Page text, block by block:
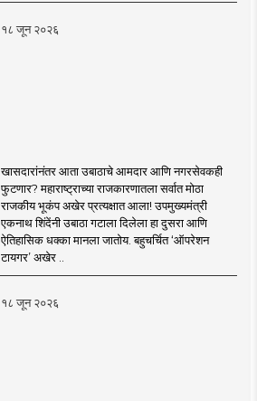
१८ जून २०२६
खासदारांनंतर आता उबाठाचे आमदार आणि नगरसेवकही
फुटणार? महाराष्ट्राच्या राजकारणातला सर्वात मोठा
राजकीय भूकंप अखेर प्रत्यक्षात आला! उपमुख्यमंत्री
एकनाथ शिंदेंनी उबाठा गटाला दिलेला हा दुसरा आणि
ऐतिहासिक धक्का मानला जातोय. बहुचर्चित ‘ऑपरेशन
टायगर’ अखेर ..
१८ जून २०२६